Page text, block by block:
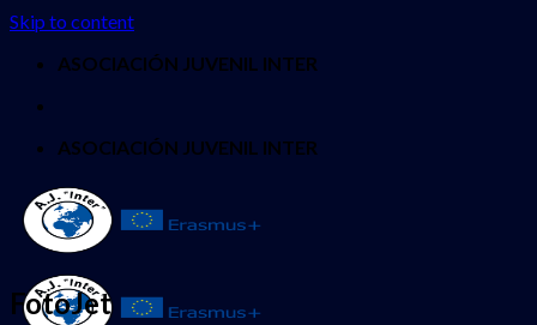
Skip to content
ASOCIACIÓN JUVENIL INTER
ASOCIACIÓN JUVENIL INTER
FotoJet